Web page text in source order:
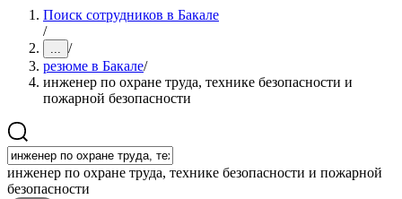
Поиск сотрудников в Бакале
/
... /
резюме в Бакале/
инженер по охране труда, технике безопасности и
пожарной безопасности
инженер по охране труда, технике безопасности и пожарной
безопасности